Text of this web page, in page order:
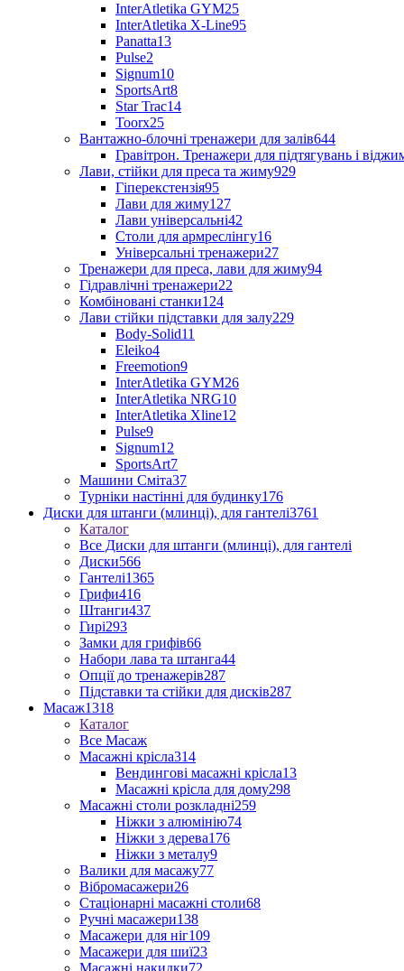
InterAtletika GYM25
InterAtletika X-Line95
Panatta13
Pulse2
Signum10
SportsArt8
Star Trac14
Toorx25
Вантажно-блочні тренажери для залів644
Гравітрон. Тренажери для підтягувань і
Лави, стійки для преса та жиму929
Гіперекстензія95
Лави для жиму127
Лави універсальні42
Столи для армреслінгу16
Універсальні тренажери27
Тренажери для преса, лави для жиму94
Гідравлічні тренажери22
Комбіновані станки124
Лави стійки підставки для залу229
Body-Solid11
Eleiko4
Freemotion9
InterAtletika GYM26
InterAtletika NRG10
InterAtletika Xline12
Pulse9
Signum12
SportsArt7
Машини Сміта37
Турніки настінні для будинку176
Диски для штанги (млинці), для гантелі3761
Каталог
Все Диски для штанги (млинці), для гантелі
Диски566
Гантелі1365
Грифи416
Штанги437
Гирі293
Замки для грифів66
Набори лава та штанга44
Опції до тренажерів287
Підставки та стійки для дисків287
Масаж1318
Каталог
Все Масаж
Масажні крісла314
Вендингові масажні крісла13
Масажні крісла для дому298
Масажні столи розкладні259
Ніжки з алюмінію74
Ніжки з дерева176
Ніжки з металу9
Валики для масажу77
Вібромасажери26
Стаціонарні масажні столи68
Ручні масажери138
Масажери для ніг109
Масажери для шиї23
Масажні накидки72